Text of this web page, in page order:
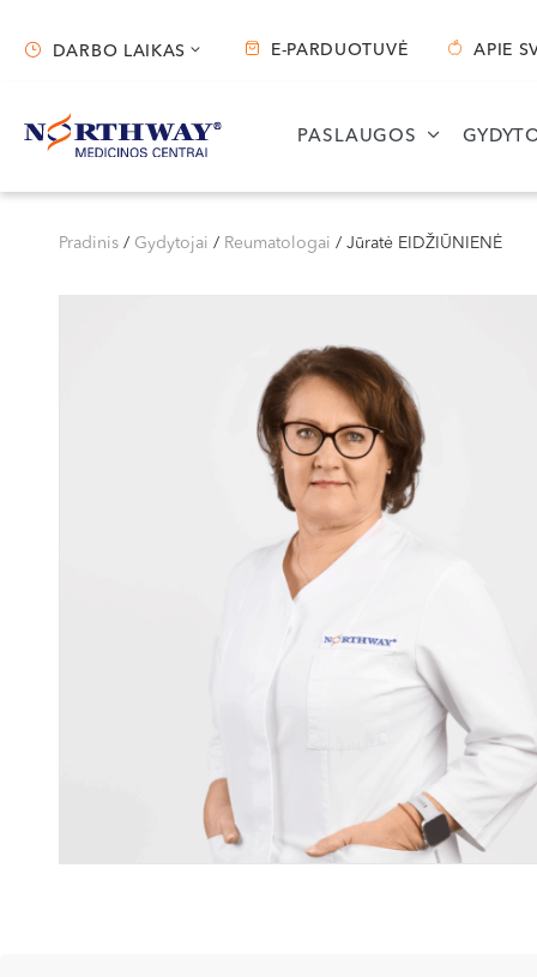
Darbo laikas
Vilnius
S. Žukausko g. 19
Darbo laikas:
Kaunas
Miško g. 25A
Darbo laikas:
VII --
DARBO LAIKAS E-PARDUOTUVĖ APIE
PASLAUGOS
Pradinis / Gydytojai / Reumatologai / Jūratė EIDŽIŪNIENĖ